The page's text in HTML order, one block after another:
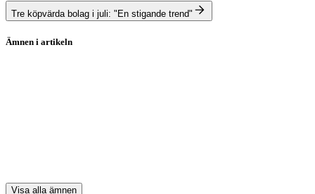
Tre köpvärda bolag i juli: "En stigande trend"
Ämnen i artikeln
Visa alla ämnen